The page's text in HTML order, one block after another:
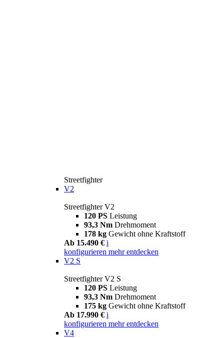
Streetfighter
V2
Streetfighter V2
120 PS Leistung
93,3 Nm Drehmoment
178 kg Gewicht ohne Kraftstoff
Ab 15.490 € i
konfigurieren mehr entdecken
V2 S
Streetfighter V2 S
120 PS Leistung
93,3 Nm Drehmoment
175 kg Gewicht ohne Kraftstoff
Ab 17.990 € i
konfigurieren mehr entdecken
V4